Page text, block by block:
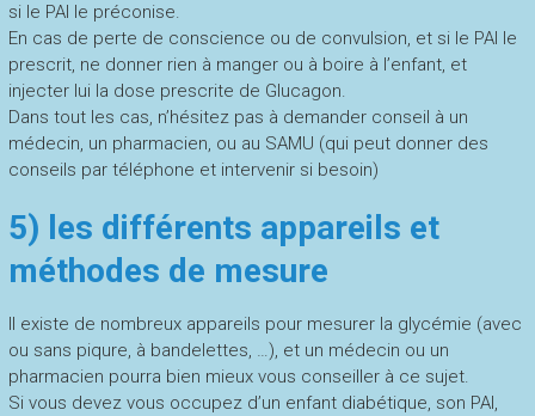
si le PAI le préconise.
En cas de perte de conscience ou de convulsion, et si le PAI le
prescrit, ne donner rien à manger ou à boire à l’enfant, et
injecter lui la dose prescrite de Glucagon.
Dans tout les cas, n’hésitez pas à demander conseil à un
médecin, un pharmacien, ou au SAMU (qui peut donner des
conseils par téléphone et intervenir si besoin)
5) les différents appareils et
méthodes de mesure
Il existe de nombreux appareils pour mesurer la glycémie (avec
ou sans piqure, à bandelettes, …), et un médecin ou un
pharmacien pourra bien mieux vous conseiller à ce sujet.
Si vous devez vous occupez d’un enfant diabétique, son PAI,